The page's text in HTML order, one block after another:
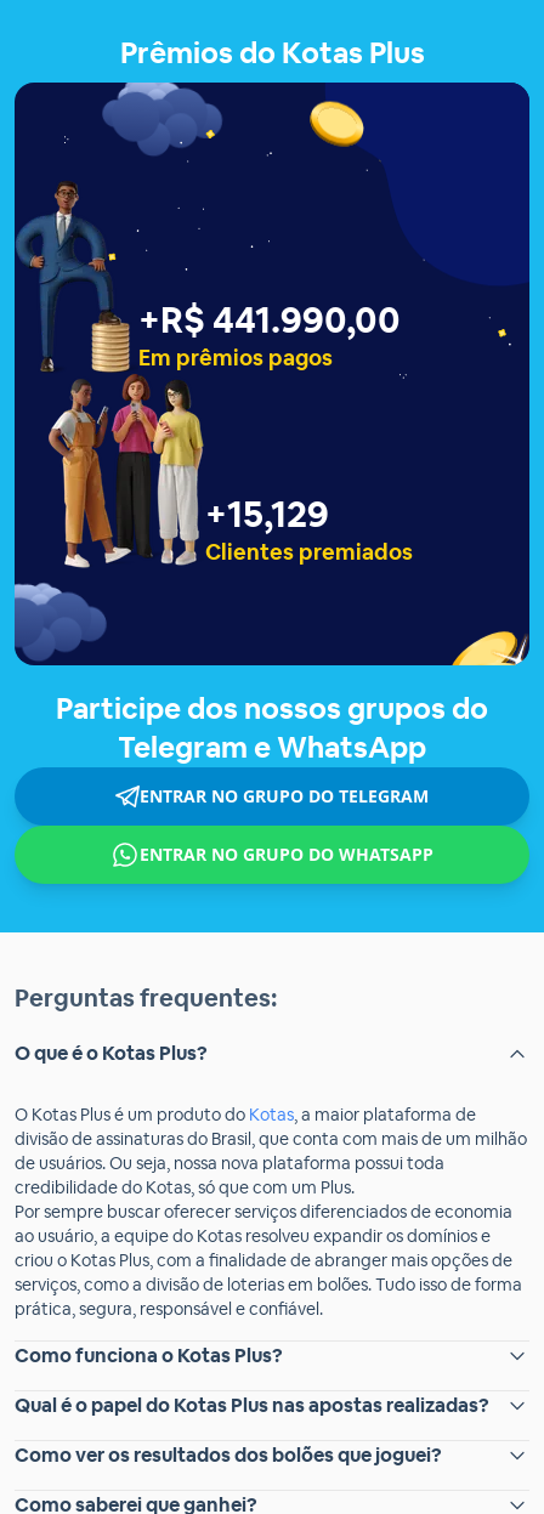
Prêmios do Kotas Plus
+R$ 441.990,00
Em prêmios pagos
+15,129
Clientes premiados
Participe dos nossos grupos do
Telegram e WhatsApp
ENTRAR NO GRUPO DO TELEGRAM
ENTRAR NO GRUPO DO WHATSAPP
Perguntas frequentes:
O que é o Kotas Plus?
O Kotas Plus é um produto do Kotas, a maior plataforma de
divisão de assinaturas do Brasil, que conta com mais de um milhão
de usuários. Ou seja, nossa nova plataforma possui toda
credibilidade do Kotas, só que com um Plus.
Por sempre buscar oferecer serviços diferenciados de economia
ao usuário, a equipe do Kotas resolveu expandir os domínios e
criou o Kotas Plus, com a finalidade de abranger mais opções de
serviços, como a divisão de loterias em bolões. Tudo isso de forma
prática, segura, responsável e confiável.
Como funciona o Kotas Plus?
Qual é o papel do Kotas Plus nas apostas realizadas?
Como ver os resultados dos bolões que joguei?
Como saberei que ganhei?